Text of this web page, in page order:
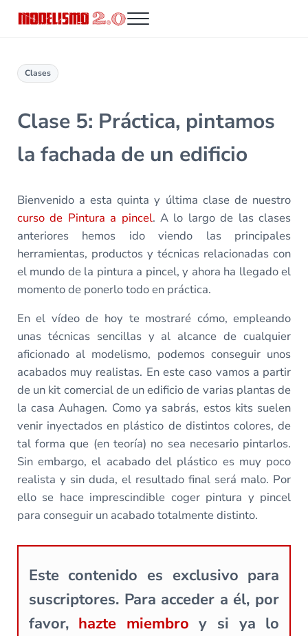
Menu
Clases
Clase 5: Práctica, pintamos
la fachada de un edificio
Bienvenido a esta quinta y última clase de nuestro
curso de Pintura a pincel. A lo largo de las clases
anteriores hemos ido viendo las principales
herramientas, productos y técnicas relacionadas con
el mundo de la pintura a pincel, y ahora ha llegado el
momento de ponerlo todo en práctica.
En el vídeo de hoy te mostraré cómo, empleando
unas técnicas sencillas y al alcance de cualquier
aficionado al modelismo, podemos conseguir unos
acabados muy realistas. En este caso vamos a partir
de un kit comercial de un edificio de varias plantas de
la casa Auhagen. Como ya sabrás, estos kits suelen
venir inyectados en plástico de distintos colores, de
tal forma que (en teoría) no sea necesario pintarlos.
Sin embargo, el acabado del plástico es muy poco
realista y sin duda, el resultado final será malo. Por
ello se hace imprescindible coger pintura y pincel
para conseguir un acabado totalmente distinto.
Este contenido es exclusivo para
suscriptores. Para acceder a él, por
favor, hazte miembro y si ya lo